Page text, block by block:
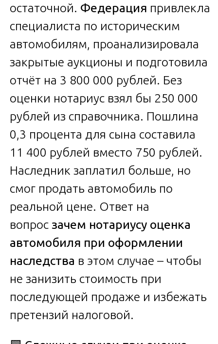
остаточной. Федерация привлекла
специалиста по историческим
автомобилям, проанализировала
закрытые аукционы и подготовила
отчёт на 3 800 000 рублей. Без
оценки нотариус взял бы 250 000
рублей из справочника. Пошлина
0,3 процента для сына составила
11 400 рублей вместо 750 рублей.
Наследник заплатил больше, но
смог продать автомобиль по
реальной цене. Ответ на
вопрос зачем нотариусу оценка
автомобиля при оформлении
наследства в этом случае – чтобы
не занизить стоимость при
последующей продаже и избежать
претензий налоговой.